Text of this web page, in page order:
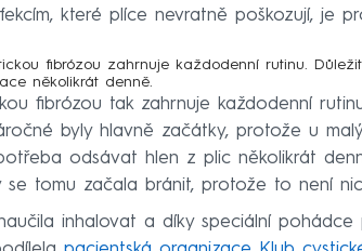
které plíce nevratně poškozují, je
fibrózou zahrnuje každodenní rutinu.
několikrát denně.
fibrózou tak zahrnuje každodenní
byly hlavně začátky, protože u
odsávat hlen z plic několikrát
se tomu začala bránit, protože to není
inhalovat a díky speciální